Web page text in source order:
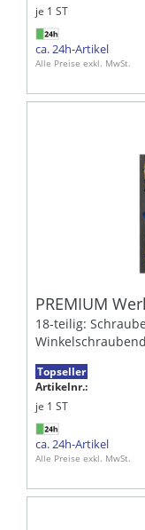
je 1 ST
ca. 24h-Artikel
Alle Preise exkl. MwSt.
PREMIUM
18-teilig:
Topseller
Artikelnr.:
je 1 ST
ca. 24h-Artikel
Alle Preise exkl. MwSt.